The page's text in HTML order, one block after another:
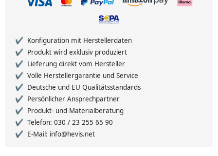
Konfiguration mit Herstellerdaten
Produkt wird exklusiv produziert
Lieferung direkt vom Hersteller
Volle Herstellergarantie und Service
Deutsche und EU Qualitätsstandards
Persönlicher Ansprechpartner
Produkt- und Materialberatung
Telefon: 030 / 23 255 65 90
E-Mail: info@hevis.net